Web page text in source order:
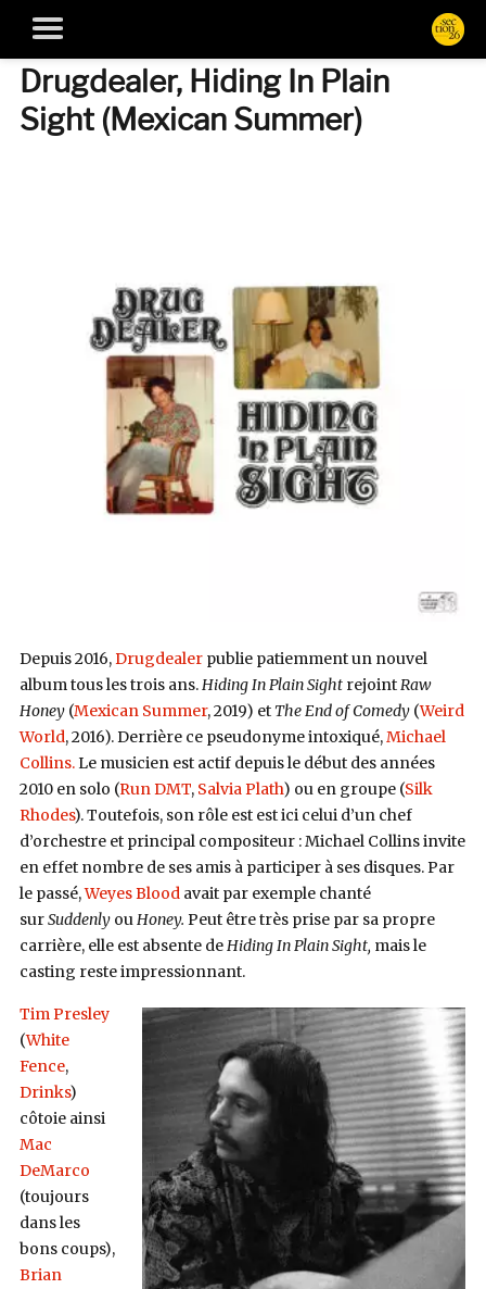
Drugdealer, Hiding In Plain
Sight (Mexican Summer)
Depuis 2016,Drugdealerpublie patiemment un nouvel
album tous les trois ans.Hiding In Plain Sight rejointRaw
Honey (Mexican Summer, 2019) et The End of Comedy (Weird
World, 2016). Derrière ce pseudonyme intoxiqué,Michael
Collins.Le musicien est actif depuis le début des années
2010 en solo (Run DMT, Salvia Plath) ou en groupe (Silk
Rhodes). Toutefois, son rôle est est ici celui d’un chef
d’orchestre et principal compositeur : Michael Collins invite
en effet nombre de ses amis à participer à ses disques. Par
le passé,Weyes Bloodavait par exemple chanté
surSuddenly ouHoney. Peut être très prise par sa propre
carrière, elle est absente deHiding In Plain Sight, mais le
casting reste impressionnant.
Tim Presley
(White
Fence,
Drinks)
côtoie ainsi
Mac
DeMarco
(toujours
dans les
bons coups),
Brian